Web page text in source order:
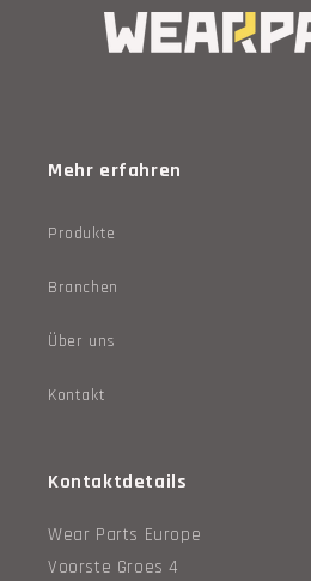
Mehr erfahren
Produkte
Branchen
Über uns
Kontakt
Kontaktdetails
Wear Parts Europe
Voorste Groes 4